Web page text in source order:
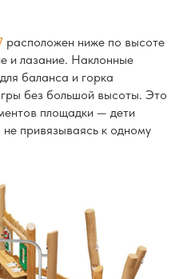
расположен ниже по высоте
и лазание. Наклонные
баланса и горка
без большой высоты. Это
площадки — дети
привязываясь к одному